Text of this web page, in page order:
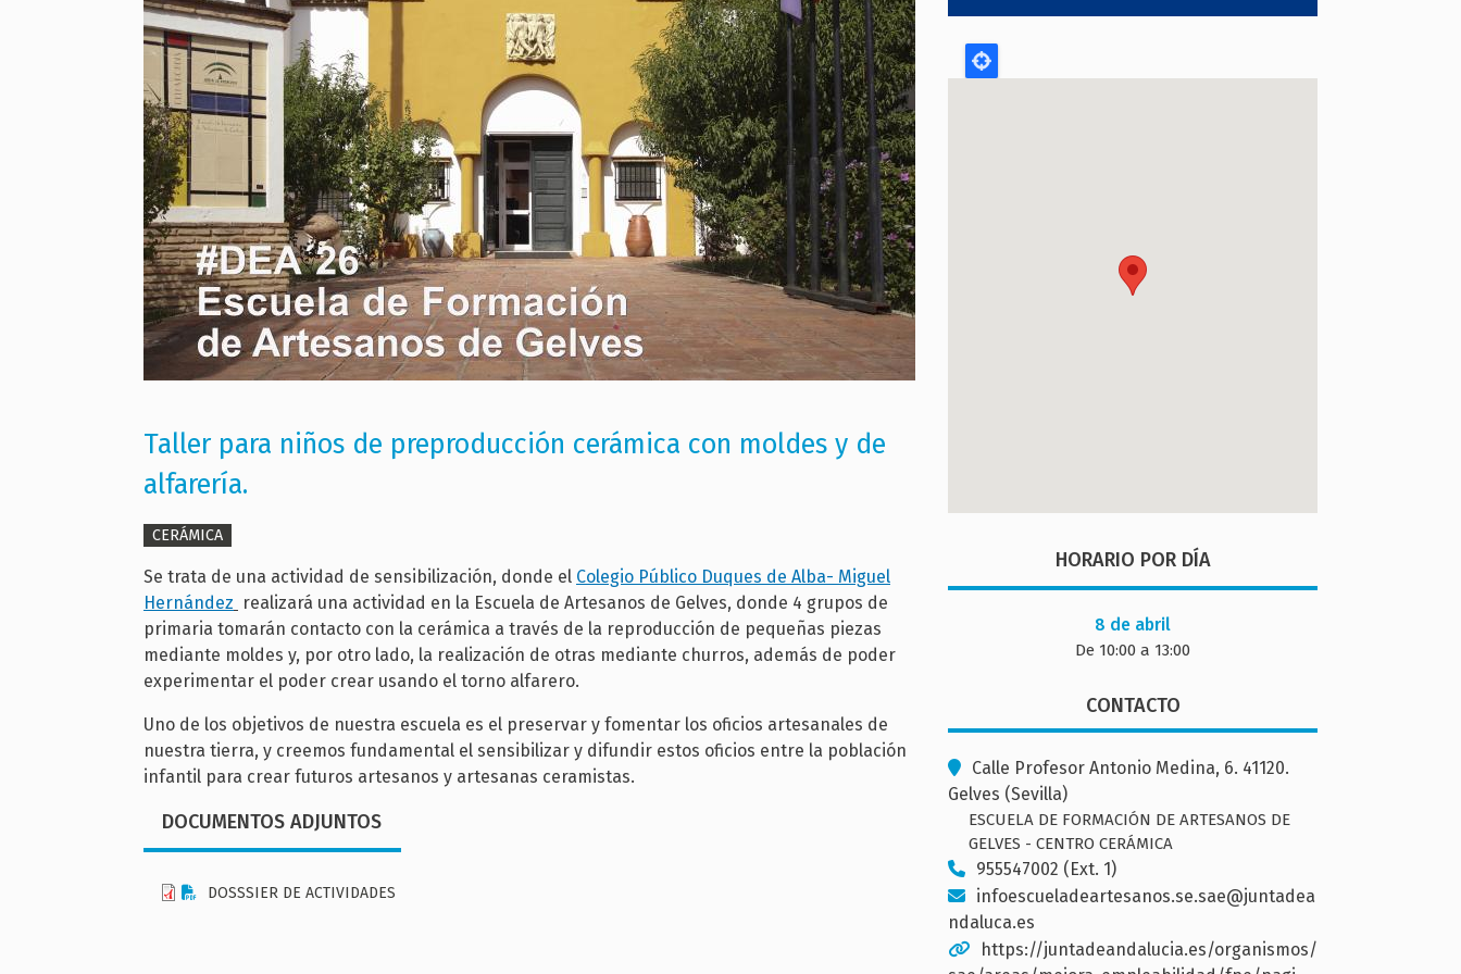
Taller para niños de preproducción cerámica con moldes y de
alfarería.
CERÁMICA
Se trata de una actividad de sensibilización, donde el Colegio Público Duques de Alba- Miguel
Hernández realizará una actividad en la Escuela de Artesanos de Gelves, donde 4 grupos de
primaria tomarán contacto con la cerámica a través de la reproducción de pequeñas piezas
mediante moldes y, por otro lado, la realización de otras mediante churros, además de poder
experimentar el poder crear usando el torno alfarero.
Uno de los objetivos de nuestra escuela es el preservar y fomentar los oficios artesanales de
nuestra tierra, y creemos fundamental el sensibilizar y difundir estos oficios entre la población
infantil para crear futuros artesanos y artesanas ceramistas.
DOCUMENTOS ADJUNTOS
DOSSSIER DE ACTIVIDADES
HORARIO POR DÍA
8 de abril
De 10:00 a 13:00
CONTACTO
Calle Profesor Antonio Medina, 6. 41120.
Gelves (Sevilla)
ESCUELA DE FORMACIÓN DE ARTESANOS DE
GELVES - CENTRO CERÁMICA
955547002 (Ext. 1)
infoescueladeartesanos.se.sae@juntadea
ndaluca.es
https://juntadeandalucia.es/organismos/